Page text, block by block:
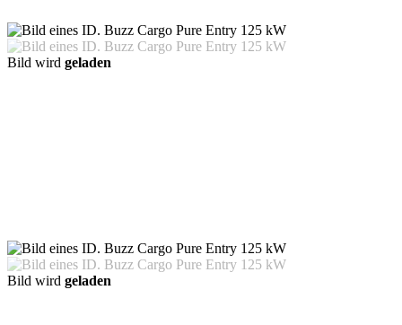
Bild wird geladen
Bild wird geladen